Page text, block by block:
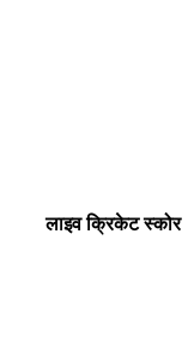
लाइव क्रिकेट स्कोर